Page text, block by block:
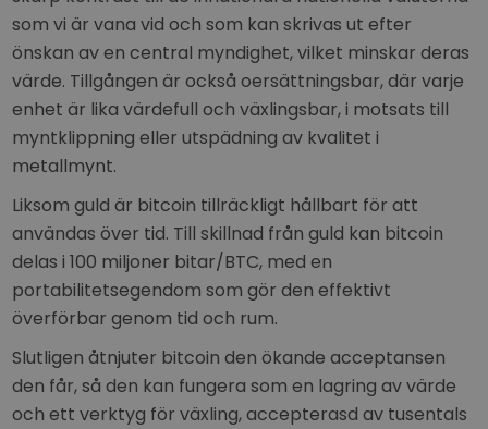
som vi är vana vid och som kan skrivas ut efter
önskan av en central myndighet, vilket minskar deras
värde. Tillgången är också oersättningsbar, där varje
enhet är lika värdefull och växlingsbar, i motsats till
myntklippning eller utspädning av kvalitet i
metallmynt.
Liksom guld är bitcoin tillräckligt hållbart för att
användas över tid. Till skillnad från guld kan bitcoin
delas i 100 miljoner bitar/BTC, med en
portabilitetsegendom som gör den effektivt
överförbar genom tid och rum.
Slutligen åtnjuter bitcoin den ökande acceptansen
den får, så den kan fungera som en lagring av värde
och ett verktyg för växling, accepterasd av tusentals